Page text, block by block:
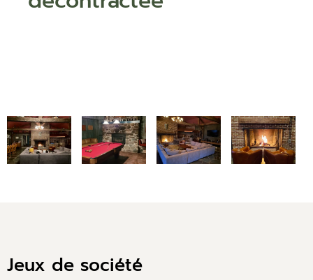
Jeux de société